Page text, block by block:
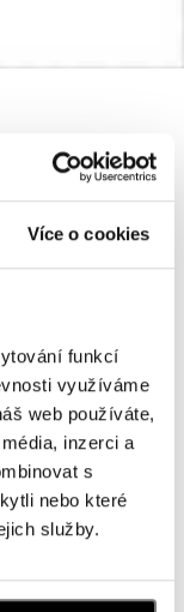
Více o cookies
funkcí
využíváme
web používáte,
inzerci a
s
nebo které
služby.